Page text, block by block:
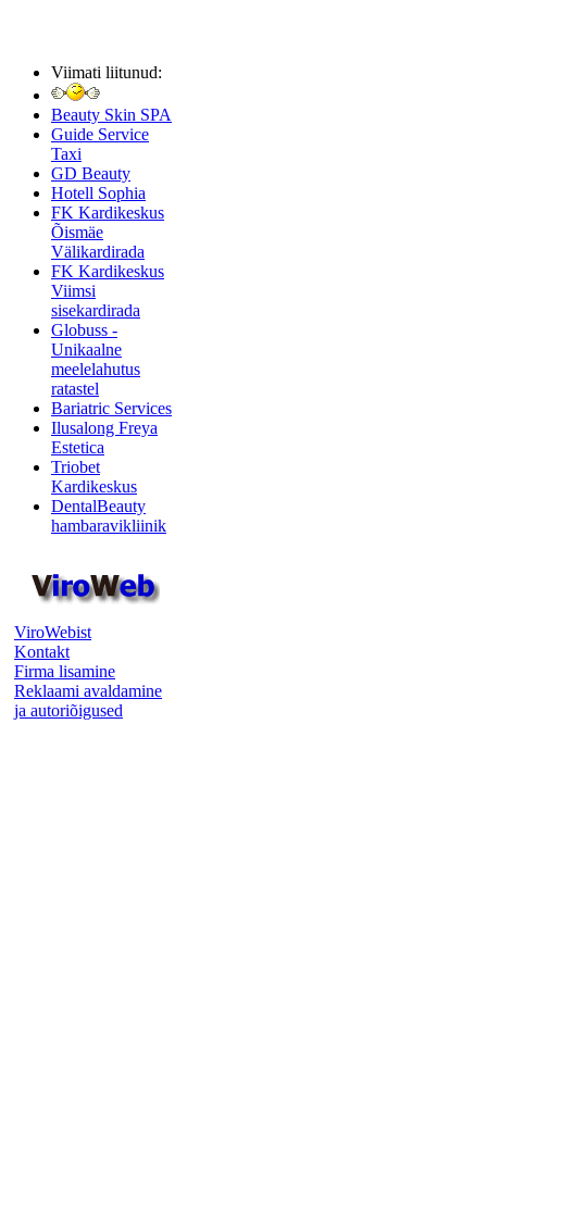
Viimati liitunud:
Beauty Skin SPA
Guide Service
Taxi
GD Beauty
Hotell Sophia
FK Kardikeskus
Õismäe
Välikardirada
FK Kardikeskus
Viimsi
sisekardirada
Globuss -
Unikaalne
meelelahutus
ratastel
Bariatric Services
Ilusalong Freya
Estetica
Triobet
Kardikeskus
DentalBeauty
hambaravikliinik
ViroWebist
Kontakt
Firma lisamine
Reklaami avaldamine
ja autoriõigused